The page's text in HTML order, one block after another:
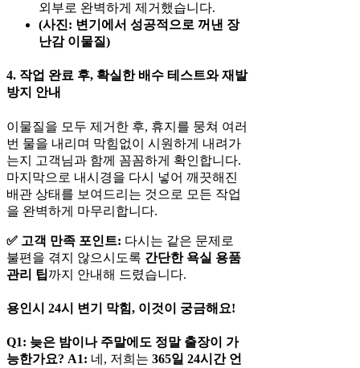
외부로 완벽하게 제거했습니다.
(사진: 변기에서 성공적으로 꺼낸 장
난감 이물질)
4. 작업 완료 후, 확실한 배수 테스트와 재발
방지 안내
이물질을 모두 제거한 후, 휴지를 뭉쳐 여러
번 물을 내리며 막힘없이 시원하게 내려가
는지 고객님과 함께 꼼꼼하게 확인합니다.
마지막으로 내시경을 다시 넣어 깨끗해진
배관 상태를 보여드리는 것으로 모든 작업
을 완벽하게 마무리합니다.
✅ 고객 만족 포인트: 다시는 같은 문제로
불편을 겪지 않으시도록 간단한 욕실 용품
관리 팁까지 안내해 드렸습니다.
용인시 24시 변기 막힘, 이것이 궁금해요!
Q1: 늦은 밤이나 주말에도 정말 출장이 가
능한가요? A1: 네, 저희는 365일 24시간 언